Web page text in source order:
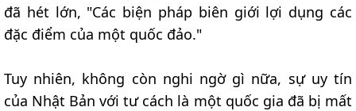
đã hét lớn, "Các biện pháp biên giới lợi dụng các
đặc điểm của một quốc đảo."
Tuy nhiên, không còn nghi ngờ gì nữa, sự uy tín
của Nhật Bản với tư cách là một quốc gia đã bị mất